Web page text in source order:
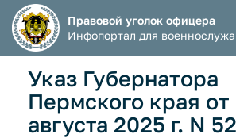
Правовой уголок офицера
Инфопортал для
Указ Губернатора
Пермского края от
августа 2025 г. N 52